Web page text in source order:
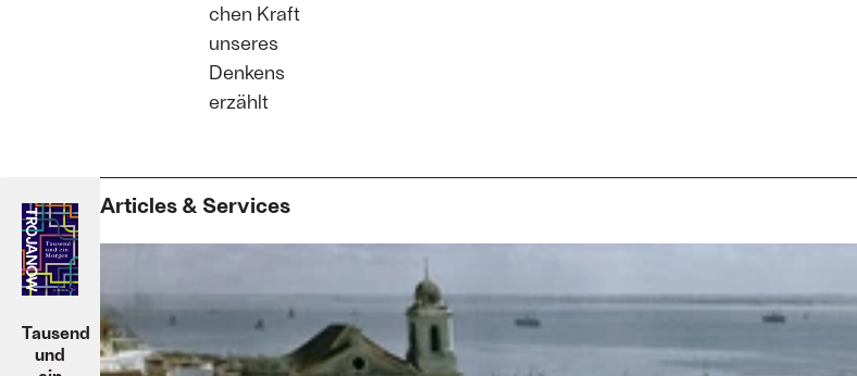
chen Kraft
unseres
Denkens
erzählt
Tausend
und
Articles & Services